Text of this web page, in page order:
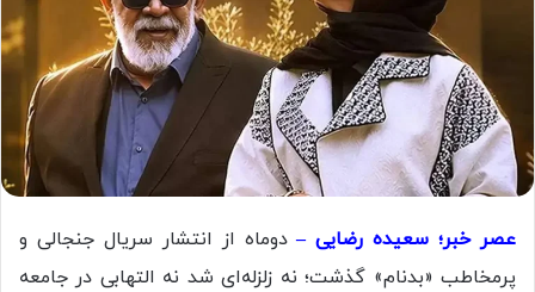
عصر خبر؛ سعیده رضایی –دوماه از انتشار سریال جنجالی و
پرمخاطب «بدنام» گذشت؛ نه زلزله‌ای شد نه التهابی در جامعه